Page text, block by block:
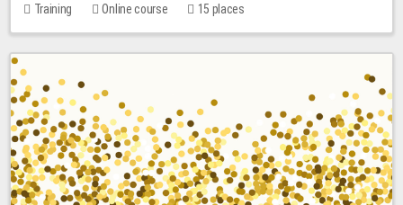
Training Online course 15 places